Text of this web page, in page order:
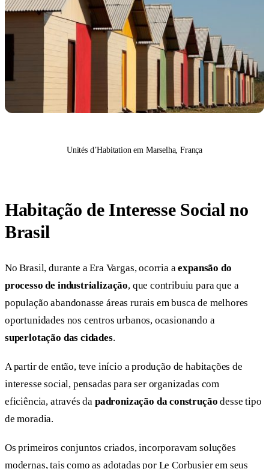
Unités d’Habitation em Marselha, França
Habitação de Interesse Social no
Brasil
No Brasil, durante a Era Vargas, ocorria aexpansão do
processo de industrialização, que contribuiu para que a
população abandonasse áreas rurais em busca de melhores
oportunidades nos centros urbanos, ocasionando a
superlotação das cidades.
A partir de então, teve início a produção de habitações de
interesse social, pensadas para ser organizadas com
eficiência, através da padronização da construção desse tipo
de moradia.
Os primeiros conjuntos criados, incorporavam soluções
modernas, tais como as adotadas por Le Corbusier em seus